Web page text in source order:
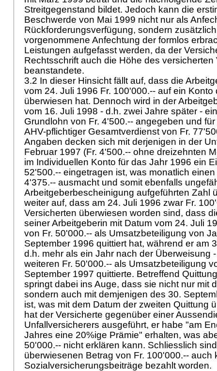
Streitgegenstand bildet. Jedoch kann die
Beschwerde von Mai 1999 nicht nur als
Rückforderungsverfügung, sondern
vorgenommene Anfechtung der formlos
Leistungen aufgefasst werden, da der
Rechtsschrift auch die Höhe des versicherten
beanstandete.
3.2 In dieser Hinsicht fällt auf, dass die
vom 24. Juli 1996 Fr. 100'000.-- auf ein Konto
überwiesen hat. Dennoch wird in der
vom 16. Juli 1998 - d.h. zwei Jahre später -
Grundlohn von Fr. 4'500.-- angegeben und
AHV-pflichtiger Gesamtverdienst von Fr.
Angaben decken sich mit derjenigen in der
Februar 1997 (Fr. 4'500.-- ohne dreizehnten
im Individuellen Konto für das Jahr 1996 ein
52'500.-- eingetragen ist, was monatlich
4'375.-- ausmacht und somit ebenfalls
Arbeitgeberbescheinigung aufgeführten Zahl
weiter auf, dass am 24. Juli 1996 zwar Fr.
Versicherten überwiesen worden sind, dass
seiner Arbeitgeberin mit Datum vom 24. Juli
von Fr. 50'000.-- als Umsatzbeteiligung von
September 1996 quittiert hat, während er am
d.h. mehr als ein Jahr nach der Überweisung
weiteren Fr. 50'000.-- als Umsatzbeteiligung
September 1997 quittierte. Betreffend
springt dabei ins Auge, dass sie nicht nur mit
sondern auch mit demjenigen des 30.
ist, was mit dem Datum der zweiten Quittung
hat der Versicherte gegenüber einer
Unfallversicherers ausgeführt, er habe "am
Jahres eine 20%ige Prämie" erhalten, was
50'000.-- nicht erklären kann. Schliesslich
überwiesenen Betrag von Fr. 100'000.-- auch
Sozialversicherungsbeiträge bezahlt worden.